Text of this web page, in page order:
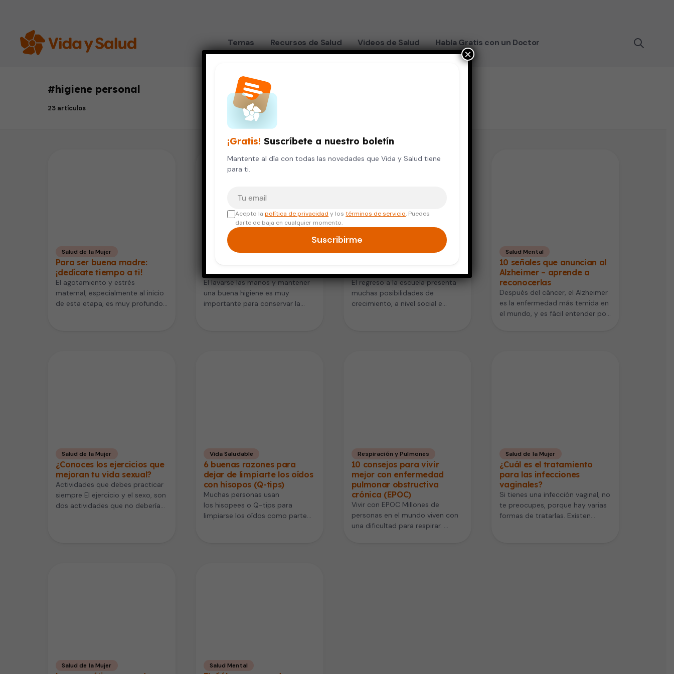
Temas Recursos de Salud Videos de Salud Habla Gratis con un Doctor
#higiene personal
23 artículos
Salud de la Mujer
Para ser buena madre:
¡dedícate tiempo a ti!
El agotamiento y estrés
maternal, especialmente al inicio
de esta etapa, es muy profundo
Niños y Adolescentes
antibacterianos?
El lavarse las manos y mantener
una buena higiene es muy
importante para conservar la
Niños y Adolescentes
escuela
El regreso a la escuela presenta
muchas posibilidades de
crecimiento, a nivel social e
Salud Mental
10 señales que anuncian al
Alzheimer – aprende a
reconocerlas
Después del cáncer, el Alzheimer
es la enfermedad más temida en
el mundo, y es fácil entender por
Salud de la Mujer
¿Conoces los ejercicios que
mejoran tu vida sexual?
Actividades que debes practicar
siempre El ejercicio y el sexo, son
dos actividades que no deberías
Vida Saludable
6 buenas razones para
dejar de limpiarte los oídos
con hisopos (Q-tips)
Muchas personas usan
los hisopees o Q-tips para
limpiarse los oídos como parte
Respiración y Pulmones
10 consejos para vivir
mejor con enfermedad
pulmonar obstructiva
crónica (EPOC)
Vivir con EPOC Millones de
personas en el mundo viven con
una dificultad para respirar.
Salud de la Mujer
¿Cuál es el tratamiento
para las infecciones
vaginales?
Si tienes una infección vaginal, no
te preocupes, porque hay varias
formas de tratarlas. Existen
Salud de la Mujer Salud Mental
¡Gratis! Suscríbete a nuestro boletín
Mantente al día con todas las novedades que Vida y Salud tiene
para ti.
Acepto lapolítica de privacidad y lostérminos de servicio. Puedes
darte de baja en cualquier momento.
Suscribirme
×